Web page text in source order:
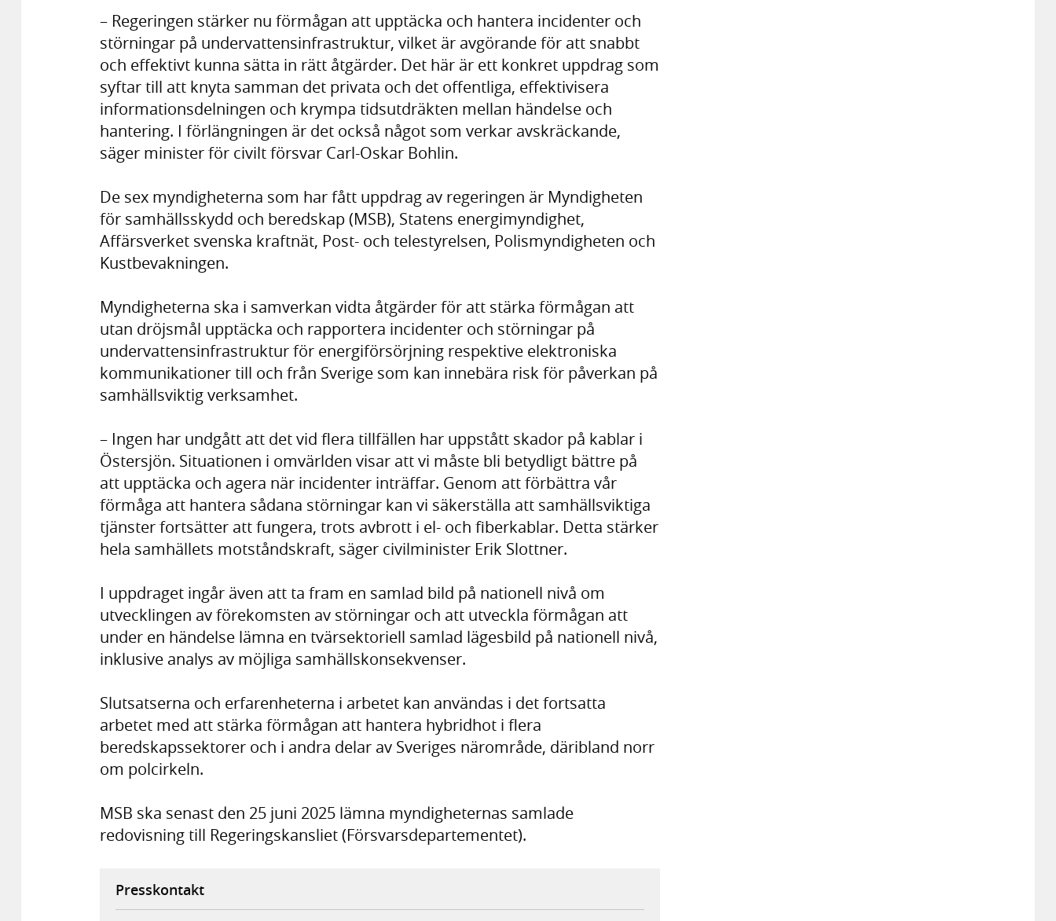
– Regeringen stärker nu förmågan att upptäcka och hantera incidenter och
störningar på undervattensinfrastruktur, vilket är avgörande för att snabbt
och effektivt kunna sätta in rätt åtgärder. Det här är ett konkret uppdrag som
syftar till att knyta samman det privata och det offentliga, effektivisera
informationsdelningen och krympa tidsutdräkten mellan händelse och
hantering. I förlängningen är det också något som verkar avskräckande,
säger minister för civilt försvar Carl-Oskar Bohlin.
De sex myndigheterna som har fått uppdrag av regeringen är Myndigheten
för samhällsskydd och beredskap (MSB), Statens energimyndighet,
Affärsverket svenska kraftnät, Post- och telestyrelsen, Polismyndigheten och
Kustbevakningen.
Myndigheterna ska i samverkan vidta åtgärder för att stärka förmågan att
utan dröjsmål upptäcka och rapportera incidenter och störningar på
undervattensinfrastruktur för energiförsörjning respektive elektroniska
kommunikationer till och från Sverige som kan innebära risk för påverkan på
samhällsviktig verksamhet.
– Ingen har undgått att det vid flera tillfällen har uppstått skador på kablar i
Östersjön. Situationen i omvärlden visar att vi måste bli betydligt bättre på
att upptäcka och agera när incidenter inträffar. Genom att förbättra vår
förmåga att hantera sådana störningar kan vi säkerställa att samhällsviktiga
tjänster fortsätter att fungera, trots avbrott i el- och fiberkablar. Detta stärker
hela samhällets motståndskraft, säger civilminister Erik Slottner.
I uppdraget ingår även att ta fram en samlad bild på nationell nivå om
utvecklingen av förekomsten av störningar och att utveckla förmågan att
under en händelse lämna en tvärsektoriell samlad lägesbild på nationell nivå,
inklusive analys av möjliga samhällskonsekvenser.
Slutsatserna och erfarenheterna i arbetet kan användas i det fortsatta
arbetet med att stärka förmågan att hantera hybridhot i flera
beredskapssektorer och i andra delar av Sveriges närområde, däribland norr
om polcirkeln.
MSB ska senast den 25 juni 2025 lämna myndigheternas samlade
redovisning till Regeringskansliet (Försvarsdepartementet).
Presskontakt